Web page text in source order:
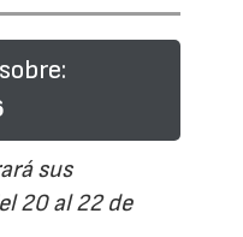
sus
20 al 22 de